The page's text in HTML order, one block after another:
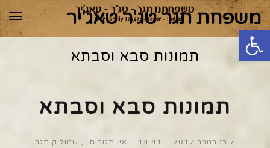
פתח סרגל נגישות
משפחת תגר טג'ר טאג'יר
תמונות סבא וסבתא
תמונות סבא וסבתא
7 בנובמבר 2017 14:41 אין תגובות שמוליק תגר